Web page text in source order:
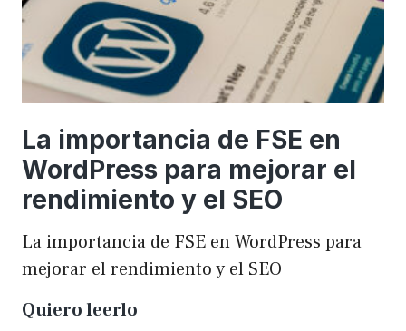
La importancia de FSE en
WordPress para mejorar el
rendimiento y el SEO
La importancia de FSE en WordPress para
mejorar el rendimiento y el SEO
Quiero leerlo